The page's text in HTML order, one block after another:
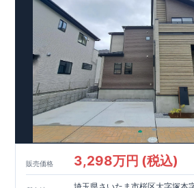
ホテルライクで実用的な洗面空間 （オープ
詳細ページへ）
家計にやさしい住宅性能
長期優良住宅 住宅ローン控除額の優遇、
延長など 税制面でのメリットが受けられ
耐震等級 ３ ＋制震ダンパー 建築基準法の
険の割引（最大50％）対象です。
現地のご案内・資料請求 受付中​ ​■完成済
建物・設備・間取りを​ 現地にてご確認
TEL
0120-44-1081
（9:30 18:30／火水曜休み）
スマートフォンで見やすい特設サイトは
販売価格 3,298万円 (税込)